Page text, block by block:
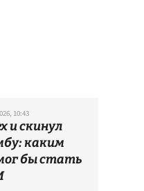
10:43
и скинул
каким
бы стать